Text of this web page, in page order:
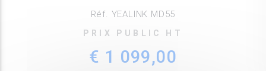
Réf. YEALINK MD55
PRIX PUBLIC HT
€ 1 099,00